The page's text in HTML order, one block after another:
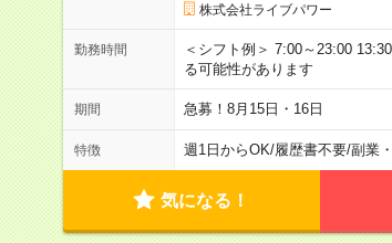
株式会社ライブパワー
勤務時間
＜シフト例＞ 7:00～23:00
る可能性があります
期間 急募！8月15日・16日
特徴 週1日からOK/履歴書不要/副業
気になる！